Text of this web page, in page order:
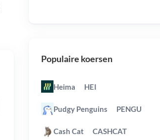
Populaire koersen
Heima HEI
Pudgy Penguins PENGU
Cash Cat CASHCAT